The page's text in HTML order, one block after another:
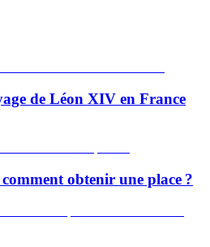
de Léon XIV en France
obtenir une place ?